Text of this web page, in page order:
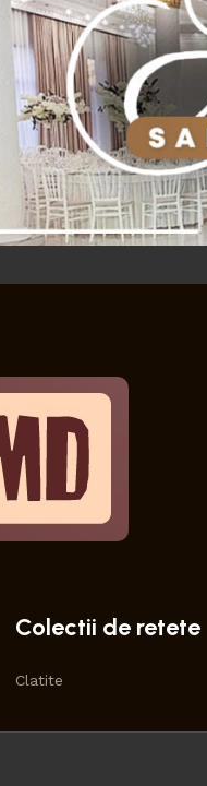
Colectii de retete
Clatite